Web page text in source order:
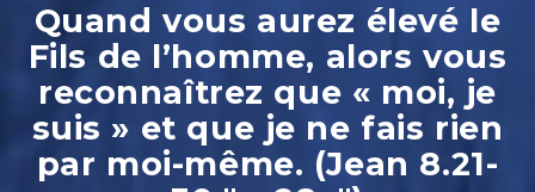
Quand vous aurez élevé le
Fils de l’homme, alors vous
reconnaîtrez que « moi, je
suis » et que je ne fais rien
par moi-même. (Jean 8.21-